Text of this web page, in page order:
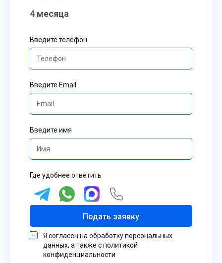
4 месяца
Введите телефон
Введите Email
Введите имя
Где удобнее ответить
Подать заявку
Я согласен на обработку персональных
данных, а также с политикой
конфиденциальности